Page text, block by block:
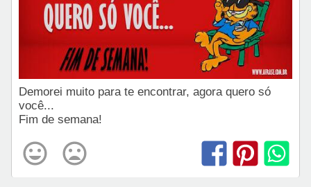
Demorei muito para te encontrar, agora quero só
você...
Fim de semana!